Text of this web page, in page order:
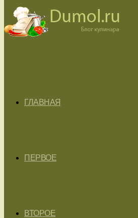
ГЛАВНАЯ
ПЕРВОЕ
ВТОРОЕ